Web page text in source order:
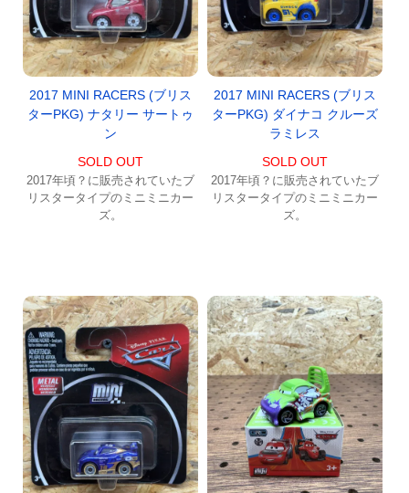
2017 MINI RACERS (ブリス
ターPKG) ナタリー サートゥ
ン
SOLD OUT
2017年頃？に販売されていたブ
リスタータイプのミニミニカー
ズ。
2017 MINI RACERS (ブリス
ターPKG) ダイナコ クルーズ
ラミレス
SOLD OUT
2017年頃？に販売されていたブ
リスタータイプのミニミニカー
ズ。